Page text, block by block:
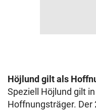
Höjlund gilt als
Speziell Höjlund gilt
Hoffnungsträger. Der